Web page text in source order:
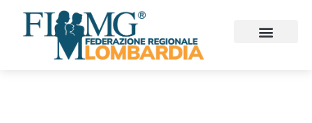
contenuto